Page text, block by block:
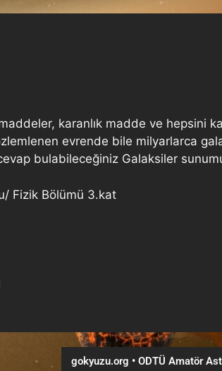
maddeler, karanlık madde ve hepsini
evrende bile milyarlarca
bulabileceğiniz Galaksiler
Fizik Bölümü 3.kat
gokyuzu.org • ODTÜ Amatör